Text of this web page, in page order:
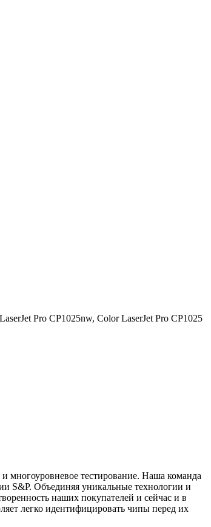
Pro CP1025nw, Color LaserJet Pro CP1025
многоуровневое тестирование. Наша команда
S&P. Объединяя уникальные технологии и
наших покупателей и сейчас и в
легко идентифицировать чипы перед их